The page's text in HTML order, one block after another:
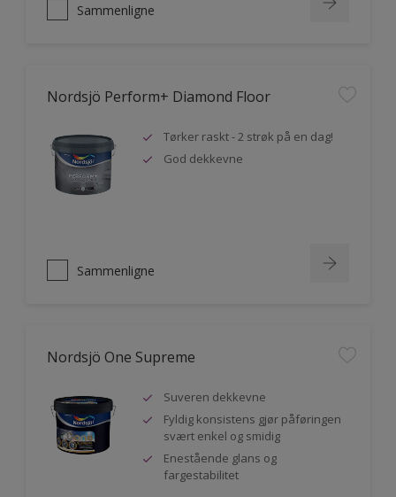
Sammenligne
Nordsjö Perform+ Diamond Floor
Tørker raskt - 2 strøk på en dag!
God dekkevne
Sammenligne
Nordsjö One Supreme
Suveren dekkevne
Fyldig konsistens gjør påføringen
svært enkel og smidig
Enestående glans og
fargestabilitet